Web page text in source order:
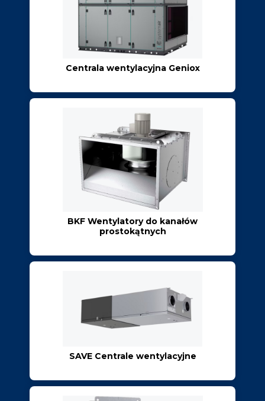
Centrala wentylacyjna Geniox
BKF Wentylatory do kanałów
prostokątnych
SAVE Centrale wentylacyjne